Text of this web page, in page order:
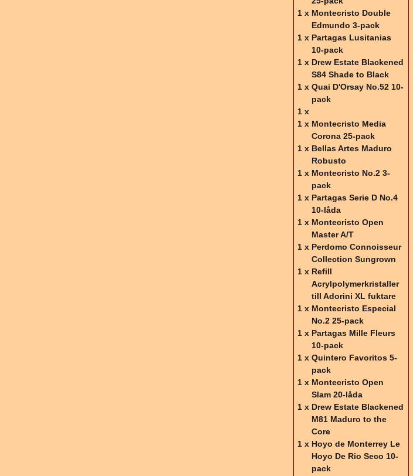
1 x Montecristo Double
Edmundo 3-pack
1 x Partagas Lusitanias
10-pack
1 x Drew Estate Blackened
S84 Shade to Black
1 x Quai D'Orsay No.52 10-
pack
1 x
1 x Montecristo Media
Corona 25-pack
1 x Bellas Artes Maduro
Robusto
1 x Montecristo No.2 3-
pack
1 x Partagas Serie D No.4
10-låda
1 x Montecristo Open
Master A/T
1 x Perdomo Connoisseur
Collection Sungrown
1 x Refill
Acrylpolymerkristaller
till Adorini XL fuktare
1 x Montecristo Especial
No.2 25-pack
1 x Partagas Mille Fleurs
10-pack
1 x Quintero Favoritos 5-
pack
1 x Montecristo Open
Slam 20-låda
1 x Drew Estate Blackened
M81 Maduro to the
Core
1 x Hoyo de Monterrey Le
Hoyo De Rio Seco 10-
pack